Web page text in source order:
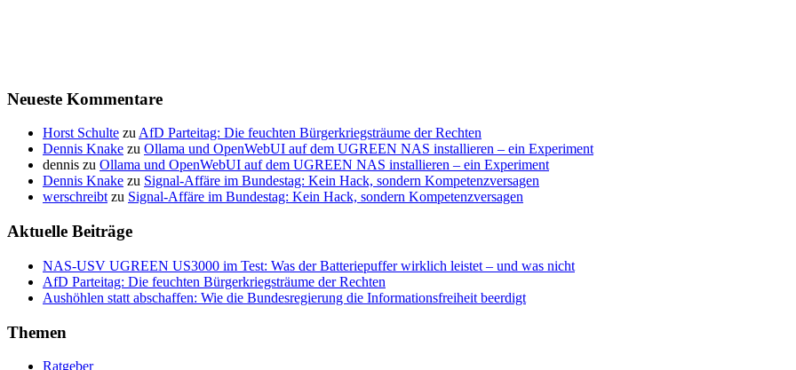
Neueste Kommentare
Horst Schulte zuAfD Parteitag: Die feuchten Bürgerkriegsträume der Rechten
Dennis Knake zu Ollama und OpenWebUI auf dem UGREEN NAS installieren – ein Experiment
dennis zu Ollama und OpenWebUI auf dem UGREEN NAS installieren – ein Experiment
Dennis Knake zu Signal-Affäre im Bundestag: Kein Hack, sondern Kompetenzversagen
werschreibtzu Signal-Affäre im Bundestag: Kein Hack, sondern Kompetenzversagen
Aktuelle Beiträge
NAS-USV UGREEN US3000 im Test: Was der Batteriepuffer wirklich leistet – und was nicht
AfD Parteitag: Die feuchten Bürgerkriegsträume der Rechten
Aushöhlen statt abschaffen: Wie die Bundesregierung die Informationsfreiheit beerdigt
Themen
Ratgeber